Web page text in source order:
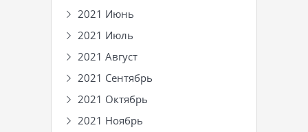
2021 Июнь
2021 Июль
2021 Август
2021 Сентябрь
2021 Октябрь
2021 Ноябрь